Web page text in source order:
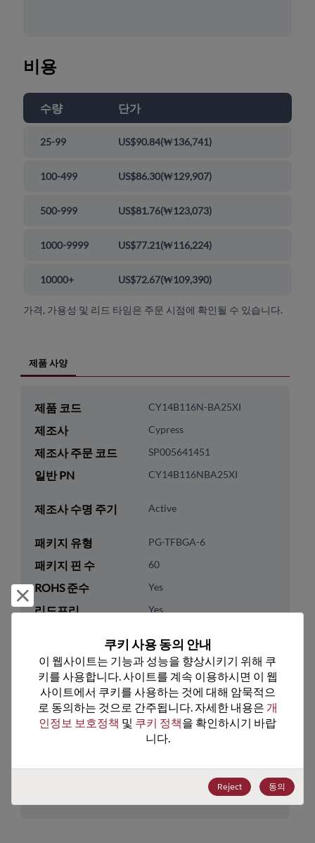
비용
수량 단가
25-99 US$90.84(₩136,741)
100-499 US$86.30(₩129,907)
500-999 US$81.76(₩123,073)
1000-9999 US$77.21(₩116,224)
10000+ US$72.67(₩109,390)
가격, 가용성 및 리드 타임은 주문 시점에 확인될 수 있습니다.
제품 사양
제품 코드 CY14B116N-BA25XI
제조사 Cypress
제조사 주문 코드 SP005641451
일반 PN CY14B116NBA25XI
제조사 수명 주기 Active
패키지 유형 PG-TFBGA-6
패키지 핀 수 60
ROHS 준수 Yes
리드프리 Yes
패키지 수량 112
기술 카테고리 Memory & Storage
기술 하위 카테고리 DRAM & SRAM
Non-Volatile SRAMs
미국 HTS 코드 8542.32.0041
거부 및 닫기
쿠키 사용 동의 안내
이 웹사이트는 기능과 성능을 향상시키기 위해 쿠
키를 사용합니다. 사이트를 계속 이용하시면 이 웹
사이트에서 쿠키를 사용하는 것에 대해 암묵적으
로 동의하는 것으로 간주됩니다. 자세한 내용은 개
인정보 보호정책 및 쿠키 정책을 확인하시기 바랍
니다.
Reject 동의